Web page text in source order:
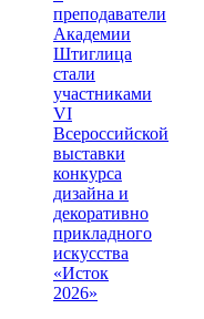
преподаватели
Академии
Штиглица
стали
участниками
VI
Всероссийской
выставки
конкурса
дизайна и
декоративно
прикладного
искусства
«Исток
2026»